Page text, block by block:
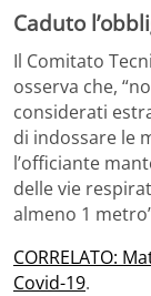
Caduto
Il Comitato
osserva che,
considerati
di indossare le
l’officiante
delle vie
almeno 1
CORRELATO:
Covid-19.